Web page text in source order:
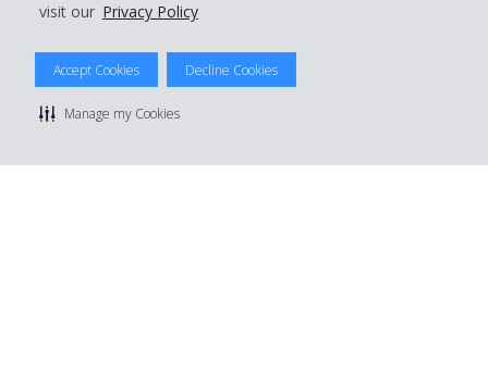
visit our Privacy Policy
Accept Cookies Decline Cookies
Manage my Cookies
© 2026 The Hertz System, Inc.
Datenschutzrichtlinie | Nutzungsbedingungen
Sitemap Cookies verwalten